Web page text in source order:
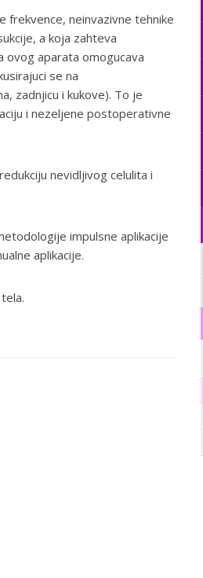
frekvence, neinvazivne tehnike
a koja zahteva
aparata omogucava
se na
zadnjicu i kukove). To je
i nezeljene postoperativne
nevidljivog celulita i
impulsne aplikacije
aplikacije.